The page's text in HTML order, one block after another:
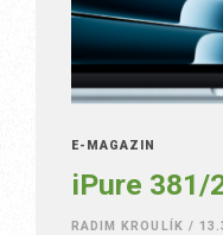
E-MAGAZÍN
iPure 381/
RADIM KROULÍK /